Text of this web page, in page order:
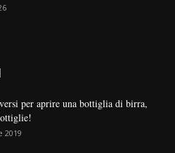
per aprire una bottiglia di birra,
2019